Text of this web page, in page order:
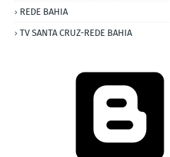
REDE BAHIA
TV SANTA CRUZ-REDE BAHIA